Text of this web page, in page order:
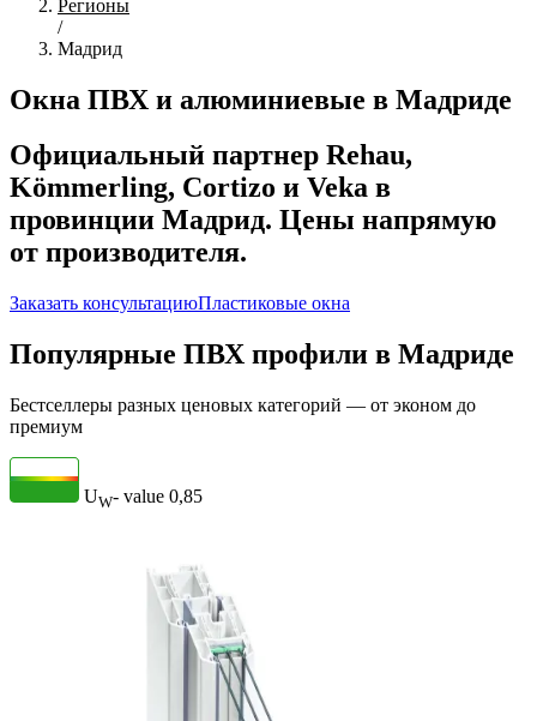
Регионы
/
Мадрид
Окна ПВХ и алюминиевые в Мадриде
Официальный партнер Rehau,
Kömmerling, Cortizo и Veka в
провинции Мадрид. Цены напрямую
от производителя.
Заказать консультациюПластиковые окна
Популярные ПВХ профили в Мадриде
Бестселлеры разных ценовых категорий — от эконом до
премиум
UW- value 0,85